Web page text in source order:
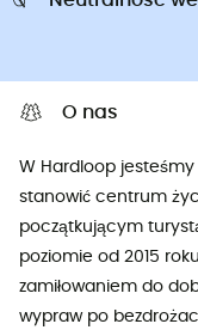
O nas
W Hardloop
stanowić centrum
początkującym
poziomie od 2015
zamiłowaniem do
wypraw po